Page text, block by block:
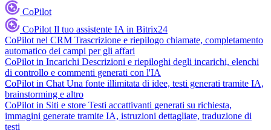
CoPilot
CoPilot Il tuo assistente IA in Bitrix24
CoPilot nel CRM Trascrizione e riepilogo chiamate, completamento
automatico dei campi per gli affari
CoPilot in Incarichi Descrizioni e riepiloghi degli incarichi, elenchi
di controllo e commenti generati con l'IA
CoPilot in Chat Una fonte illimitata di idee, testi generati tramite IA,
brainstorming e altro
CoPilot in Siti e store Testi accattivanti generati su richiesta,
immagini generate tramite IA, istruzioni dettagliate, traduzione di
testi